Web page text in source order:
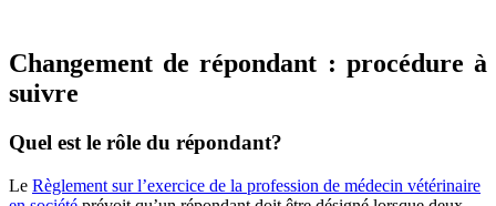
Changement de répondant : procédure à
suivre
Quel est le rôle du répondant?
Le Règlement sur l’exercice de la profession de médecin vétérinaire